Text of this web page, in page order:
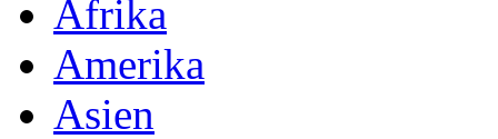
Afrika
Amerika
Asien